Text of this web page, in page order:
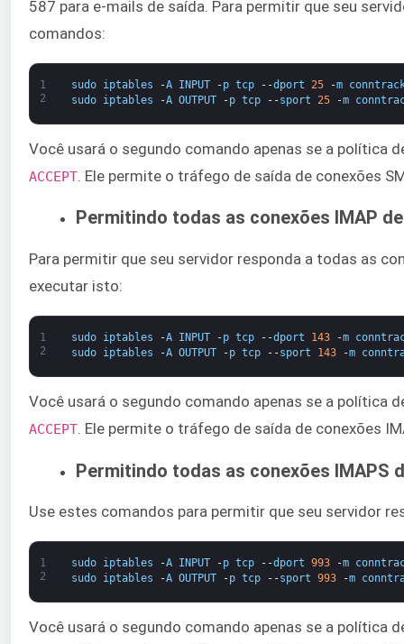
587 para e-mails de saída. Para permitir que seu
comandos:
1
2
sudo iptables -A INPUT -p tcp --dport 25 -m
sudo
iptables -A OUTPUT -p tcp --sport 25 -m
Você usará o segundo comando apenas se a política
ACCEPT ​. Ele permite o tráfego de saída de conexões
Permitindo todas as conexões IMAP
Para permitir que seu servidor responda a todas as
executar isto:​
1
2
sudo iptables -A INPUT -p tcp --dport 143 -m
sudo
iptables -A OUTPUT -p tcp --sport 143 -m
Você usará o segundo comando apenas se a política
ACCEPT​. Ele permite o tráfego de saída de conexões
Permitindo todas as conexões IMAPS
Use estes comandos para permitir que seu servidor
1
2
sudo iptables -A INPUT -p tcp --dport 993 -m
sudo
iptables -A OUTPUT -p tcp --sport 993 -m
Você usará o segundo comando apenas se a política